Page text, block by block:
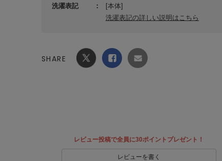
洗濯表記
[本体]
洗濯表記の詳しい説明はこちら
SHARE
レビュー投稿で全員に30ポイントプレゼント！
レビューを書く